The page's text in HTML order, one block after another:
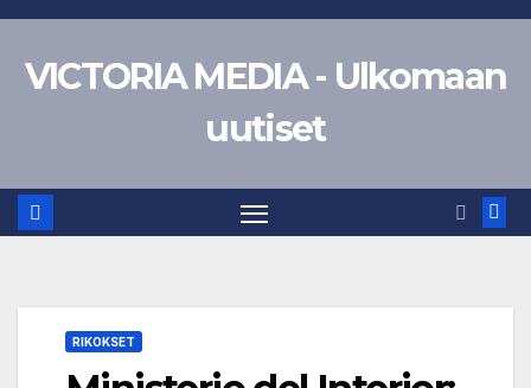
Skip
content
VICTORIA MEDIA - Ulkomaan
uutiset
RIKOKSET